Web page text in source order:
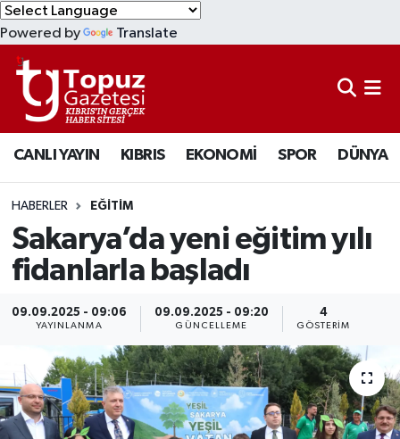
Powered by Translate
CANLI YAYIN KIBRIS EKONOMİ SPOR DÜNYA
HABERLER EĞİTİM
Sakarya’da yeni eğitim yılı
fidanlarla başladı
09.09.2025 - 09:06
YAYINLANMA
09.09.2025 - 09:20
GÜNCELLEME
4
GÖSTERIM
KIBRIS
DÜNYA
EKONOMİ
MAGAZİN
SAĞLIK
TÜRKİYE
Lefkoşa Nöbetçi Eczaneler
Lefkoşa Hava Durumu
Lefkoşa Trafik Yoğunluk Haritası
Süper Lig Puan Durumu ve Fikstür
Tüm Manşetler